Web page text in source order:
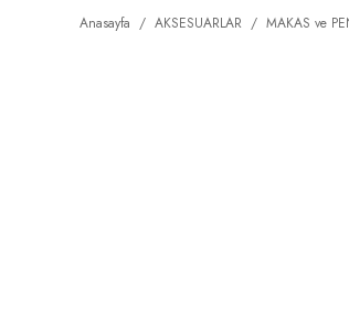
Anasayfa AKSESUARLAR MAKAS ve